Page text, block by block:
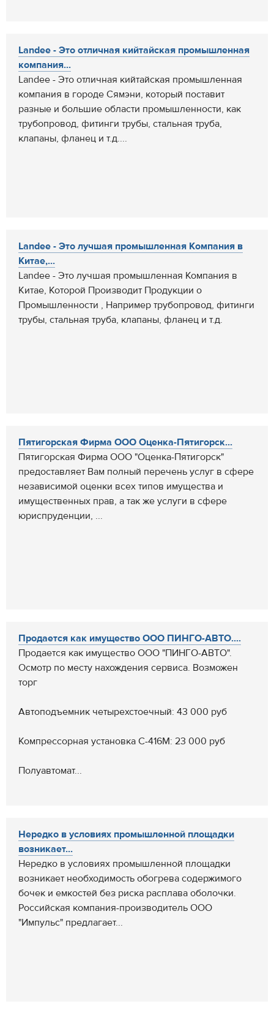
Landee - Это отличная кийтайская промышленная
компания...
Landee - Это отличная кийтайская промышленная
компания в городе Сямэни, который поставит
разные и большие области промышленности, как
трубопровод, фитинги трубы, стальная труба,
клапаны, фланец и т.д....
Landee - Это лучшая промышленная Компания в
Китае,...
Landee - Это лучшая промышленная Компания в
Китае, Которой Производит Продукции о
Промышленности , Например трубопровод, фитинги
трубы, стальная труба, клапаны, фланец и т.д.
Пятигорская Фирма ООО Оценка-Пятигорск...
Пятигорская Фирма ООО "Оценка-Пятигорск"
предоставляет Вам полный перечень услуг в сфере
независимой оценки всех типов имущества и
имущественных прав, а так же услуги в сфере
юриспруденции, ...
Продается как имущество ООО ПИНГО-АВТО....
Продается как имущество ООО "ПИНГО-АВТО".
Осмотр по месту нахождения сервиса. Возможен
торг
Автоподъемник четырехстоечный: 43 000 руб
Компрессорная установка С-416М: 23 000 руб
Полуавтомат...
Нередко в условиях промышленной площадки
возникает...
Нередко в условиях промышленной площадки
возникает необходимость обогрева содержимого
бочек и емкостей без риска расплава оболочки.
Российская компания-производитель ООО
"Импульс" предлагает...